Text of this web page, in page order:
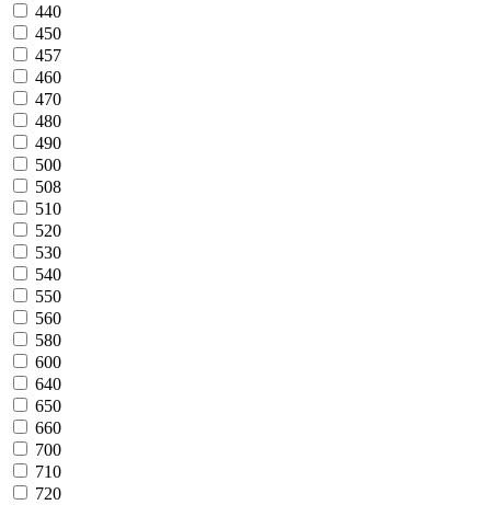
440
450
457
460
470
480
490
500
508
510
520
530
540
550
560
580
600
640
650
660
700
710
720